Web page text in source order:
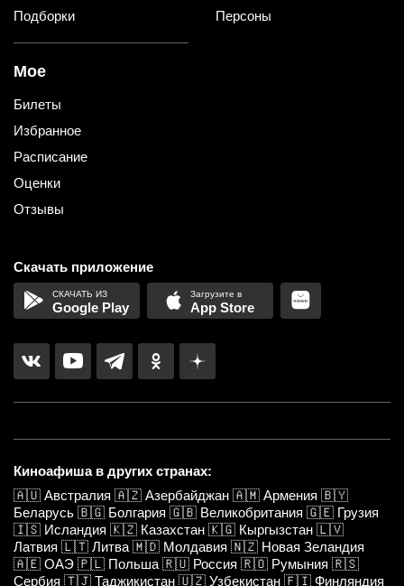
Подборки
Персоны
Мое
Билеты
Избранное
Расписание
Оценки
Отзывы
Скачать приложение
Google Play App Store
Киноафиша в других странах:
🇦🇺 Австралия 🇦🇿 Азербайджан 🇦🇲 Армения 🇧🇾
Беларусь 🇧🇬 Болгария 🇬🇧 Великобритания 🇬🇪 Грузия
🇮🇸 Исландия 🇰🇿 Казахстан 🇰🇬 Кыргызстан 🇱🇻
Латвия 🇱🇹 Литва 🇲🇩 Молдавия 🇳🇿 Новая Зеландия
🇦🇪 ОАЭ 🇵🇱 Польша 🇷🇺 Россия 🇷🇴 Румыния 🇷🇸
Сербия 🇹🇯 Таджикистан 🇺🇿 Узбекистан 🇫🇮 Финляндия